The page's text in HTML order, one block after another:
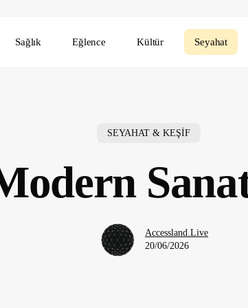
Sağlık Eğlence Kültür Seyahat
SEYAHAT & KEŞİF
Accessland.Live
20/06/2026